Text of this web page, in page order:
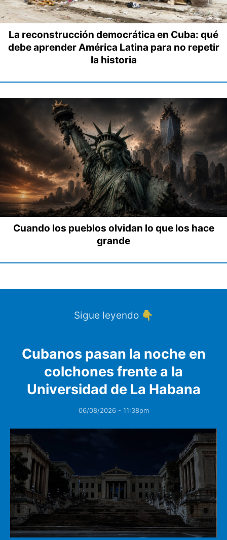
La reconstrucción democrática en Cuba: qué
debe aprender América Latina para no repetir
la historia
Cuando los pueblos olvidan lo que los hace
grande
Sigue leyendo 👇